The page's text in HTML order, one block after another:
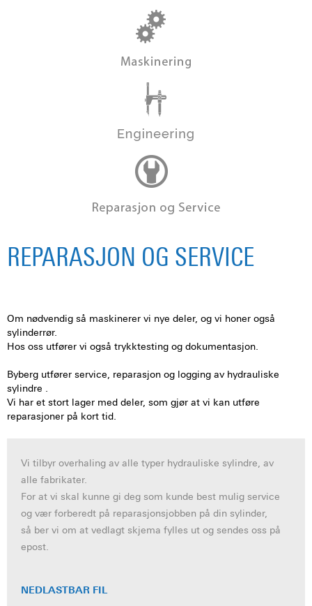
REPARASJON OG SERVICE
Om nødvendig så maskinerer vi nye deler, og vi honer også
sylinderrør.
Hos oss utfører vi også trykktesting og dokumentasjon.
Byberg utfører service, reparasjon og logging av hydrauliske
sylindre .
Vi har et stort lager med deler, som gjør at vi kan utføre
reparasjoner på kort tid.
Vi tilbyr overhaling av alle typer hydrauliske sylindre, av
alle fabrikater.
For at vi skal kunne gi deg som kunde best mulig service
og vær forberedt på reparasjonsjobben på din sylinder,
så ber vi om at vedlagt skjema fylles ut og sendes oss på
epost.
NEDLASTBAR FIL